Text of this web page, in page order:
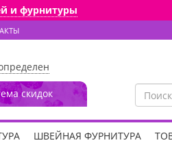
и фурнитуры
скидок
ШВЕЙНАЯ ФУРНИТУРА